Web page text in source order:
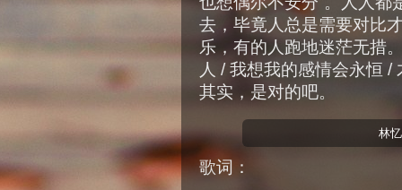
去，毕竟人总是需要对比
乐，有的人跑地迷茫无措
人 / 我想我的感情会永恒 /
其实，是对的吧。
林
歌词：